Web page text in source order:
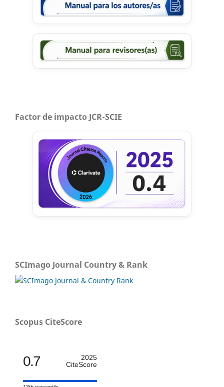
Factor de impacto JCR-SCIE
SCImago Journal Country & Rank
Scopus CiteScore
0.7
2025
CiteScore